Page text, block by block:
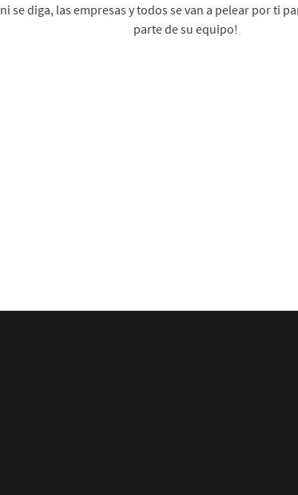
ni se diga, las empresas y todos se van a pelear por ti
parte de su equipo!